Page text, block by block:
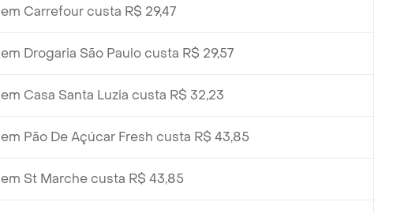
em Carrefour custa R$ 29,47
em Drogaria São Paulo custa R$ 29,57
em Casa Santa Luzia custa R$ 32,23
em Pão De Açúcar Fresh custa R$ 43,85
em St Marche custa R$ 43,85